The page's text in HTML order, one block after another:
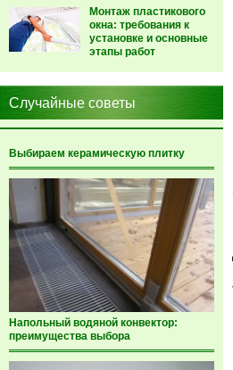
Монтаж пластикового
окна: требования к
установке и основные
этапы работ
Случайные советы
Выбираем керамическую плитку
Напольный водяной конвектор:
преимущества выбора